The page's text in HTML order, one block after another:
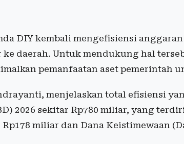
DIY kembali mengefisiensi anggaran
daerah. Untuk mendukung hal
pemanfaatan aset pemerintah
menjelaskan total efisiensi
2026 sekitar Rp780 miliar, yang
miliar dan Dana Keistimewaan